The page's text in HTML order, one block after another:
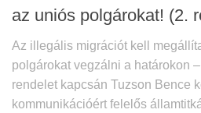
az uniós polgárokat! (2.
Az illegális migrációt kell
polgárokat vegzálni a határokon
rendelet kapcsán Tuzson Bence
kommunikációért felelős